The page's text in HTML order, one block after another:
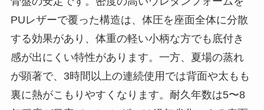
PUレザーで覆った構造は、体圧を座面全体に分散
する効果があり、体重の軽い小柄な方でも底付き
感が出にくい特性があります。一方、夏場の蒸れ
が顕著で、3時間以上の連続使用では背面や太もも
裏に熱がこもりやすくなります。耐久年数は5〜8